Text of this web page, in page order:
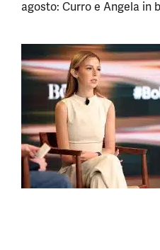
agosto: Curro e Angela in